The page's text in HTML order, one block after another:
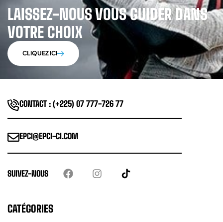
LAISSEZ-NOUS VOUS GUIDER DANS
VOTRE CHOIX
CLIQUEZ ICI
CONTACT : (+225) 07 777-726 77
EPCI@EPCI-CI.COM
SUIVEZ-NOUS
CATÉGORIES